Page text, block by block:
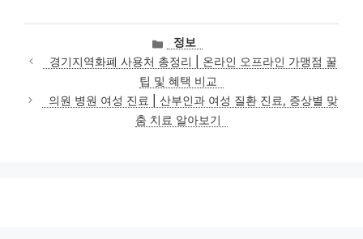
카
테
고
리
정보
경기지역화폐 사용처 총정리 | 온라인 오프라인 가맹점 꿀
팁 및 혜택 비교
의원 병원 여성 진료 | 산부인과 여성 질환 진료, 증상별 맞
춤 치료 알아보기